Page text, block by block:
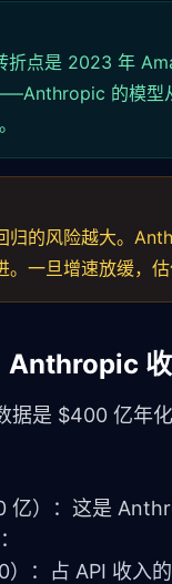
点是 2023 年
的模型
归的风险越大。
一旦增速放缓，估
据是 $400 亿年
亿）：这是
）：占 API 收入